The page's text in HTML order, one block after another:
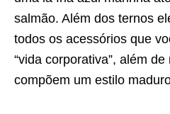
salmão. Além dos ternos
todos os acessórios que
“vida corporativa”, além
compõem um estilo